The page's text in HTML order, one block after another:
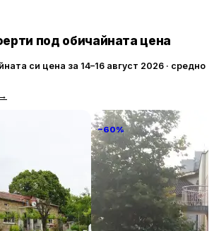
под обичайната цена
си цена за 14–16 август 2026 · средно
→
−60%
Familia Fantastiko